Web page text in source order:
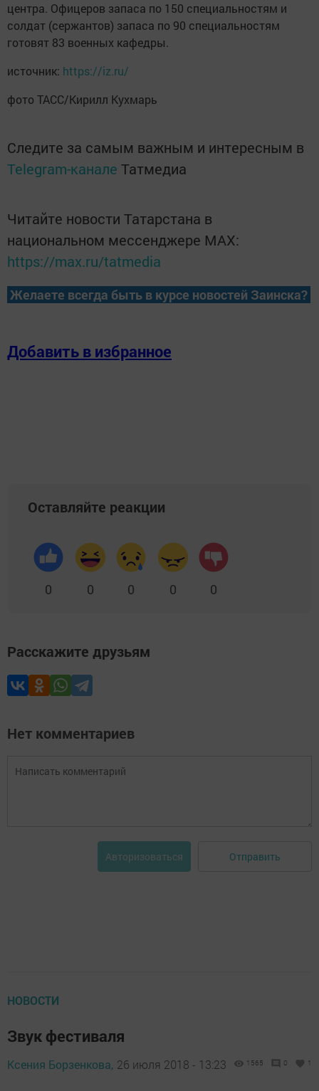
центра. Офицеров запаса по 150 специальностям и
солдат (сержантов) запаса по 90 специальностям
готовят 83 военных кафедры.
источник: https://iz.ru/
фото ТАСС/Кирилл Кухмарь
Следите за самым важным и интересным в
Telegram-канале Татмедиа
Читайте новости Татарстана в
национальном мессенджере MАХ:
https://max.ru/tatmedia
Желаете всегда быть в курсе новостей Заинска?
Добавить в избранное
Оставляйте реакции
0 0 0 0 0
Расскажите друзьям
Нет комментариев
Авторизоваться Отправить
НОВОСТИ
Звук фестиваля
Ксения Борзенкова, 26 июля 2018 - 13:23 1565 0 1